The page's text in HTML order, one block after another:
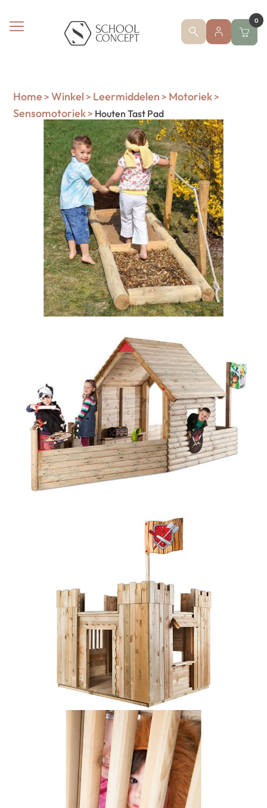
0
Home > Winkel > Leermiddelen > Motoriek>
Sensomotoriek> Houten Tast Pad